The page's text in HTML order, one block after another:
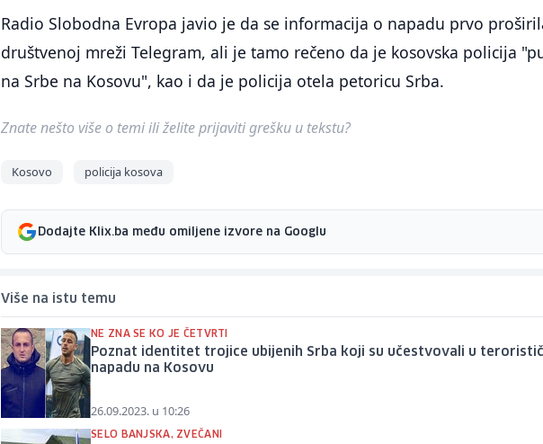
Radio Slobodna Evropa javio je da se informacija o napadu prvo
društvenoj mreži Telegram, ali je tamo rečeno da je kosovska policija
na Srbe na Kosovu", kao i da je policija otela petoricu Srba.
Znate nešto više o temi ili želite prijaviti grešku u tekstu?
Kosovo policija kosova
Dodajte Klix.ba među omiljene izvore na Googlu
Više na istu temu
NE ZNA SE KO JE ČETVRTI
Poznat identitet trojice ubijenih Srba koji su učestvovali u
napadu na Kosovu
26.09.2023. u 10:26
SELO BANJSKA, ZVEČANI